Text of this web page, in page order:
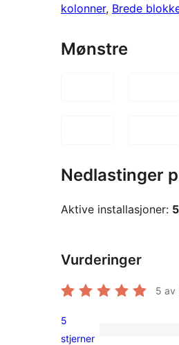
kolonner, Brede
Mønstre
Nedlastinger
Aktive installasjoner:
Vurderinger
5 av
1
5
stjerner